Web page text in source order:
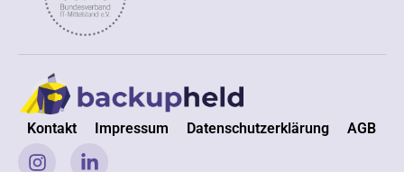
Kontakt Impressum Datenschutzerklärung AGB